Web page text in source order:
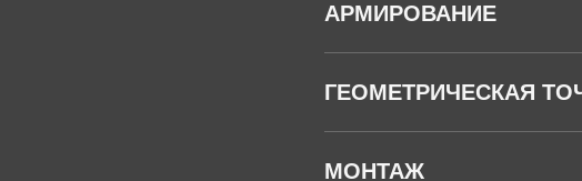
АРМИРОВАНИЕ
ГЕОМЕТРИЧЕСКАЯ
МОНТАЖ